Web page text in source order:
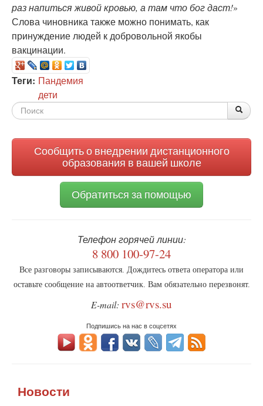
раз напиться живой кровью, а там что бог даст!»
Слова чиновника также можно понимать, как
принуждение людей к добровольной якобы
вакцинации.
Теги: Пандемия
дети
Форма
Сообщить о внедрении дистанционного
образования в вашей школе
Обратиться за помощью
Телефон горячей линии:
8 800 100-97-24
Все разговоры записываются. Дождитесь ответа оператора или
оставьте сообщение на автоответчик. Вам обязательно перезвонят.
E-mail: rvs@rvs.su
Подпишись на нас в соцсетях
Новости